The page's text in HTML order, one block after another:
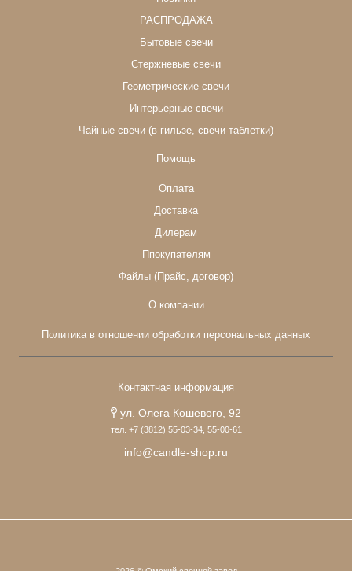
РАСПРОДАЖА
Бытовые свечи
Стержневые свечи
Геометрические свечи
Интерьерные свечи
Чайные свечи (в гильзе, свечи-таблетки)
Помощь
Оплата
Доставка
Дилерам
Ппокупателям
Файлы (Прайс, договор)
О компании
Политика в отношении обработки персональных данных
Контактная информация
ул. Олега Кошевого, 92
тел. +7 (3812) 55-03-34, 55-00-61
info@candle-shop.ru